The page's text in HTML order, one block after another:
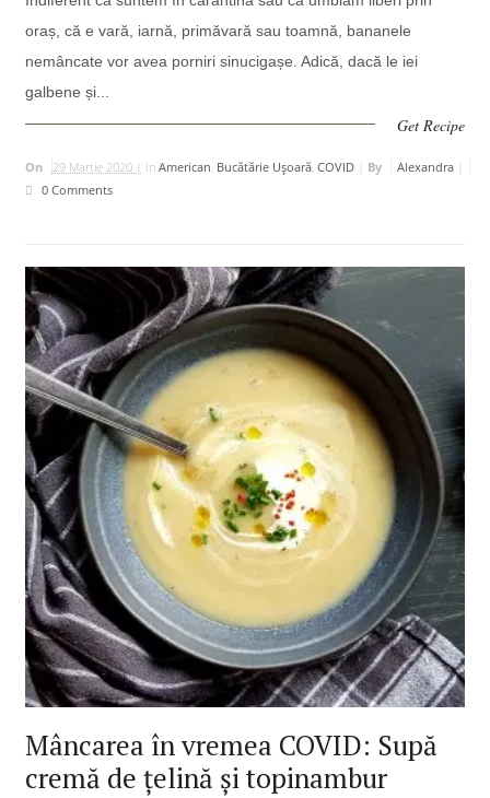
oraș, că e vară, iarnă, primăvară sau toamnă, bananele
nemâncate vor avea porniri sinucigașe. Adică, dacă le iei
galbene și...
Get Recipe
On 29 Martie 2020 | In American Bucătărie Uşoară, COVID| By Alexandra|
0 Comments
Mâncarea în vremea COVID: Supă
cremă de țelină și topinambur